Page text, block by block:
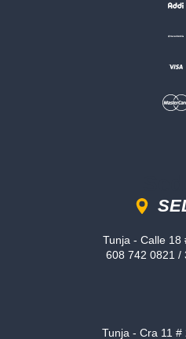
Tunja - Calle 18
608 742 0821 /
Tunja - Cra 11